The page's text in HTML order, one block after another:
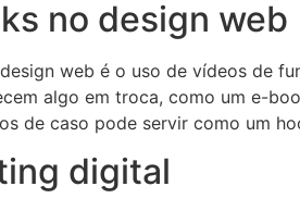
no design web
web é o uso de vídeos de
algo em troca, como um e-
de caso pode servir como um
digital